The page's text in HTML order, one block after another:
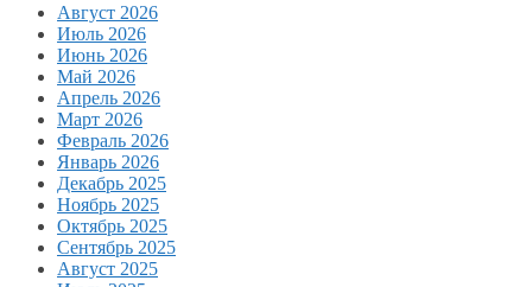
Август 2026
Июль 2026
Июнь 2026
Май 2026
Апрель 2026
Март 2026
Февраль 2026
Январь 2026
Декабрь 2025
Ноябрь 2025
Октябрь 2025
Сентябрь 2025
Август 2025